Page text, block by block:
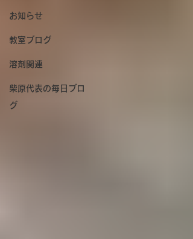
お知らせ
教室ブログ
溶剤関連
柴原代表の毎日ブロ
グ